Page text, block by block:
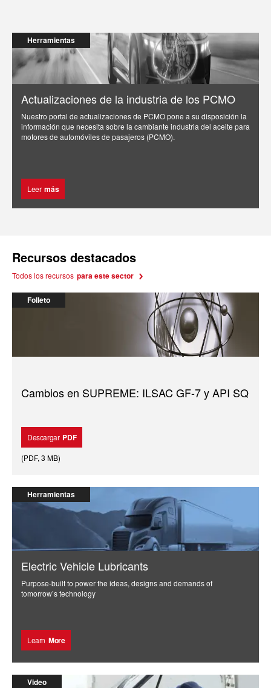
Herramientas
Actualizaciones de la industria de los PCMO
Nuestro portal de actualizaciones de PCMO pone a su disposición la
información que necesita sobre la cambiante industria del aceite para
motores de automóviles de pasajeros (PCMO).
Leer más
Recursos destacados
Todos los recursos para este sector
Folleto
Cambios en SUPREME: ILSAC GF-7 y API SQ
Descargar PDF
(PDF, 3 MB)
Herramientas
Electric Vehicle Lubricants
Purpose-built to power the ideas, designs and demands of
tomorrow’s technology
Learn More
Video